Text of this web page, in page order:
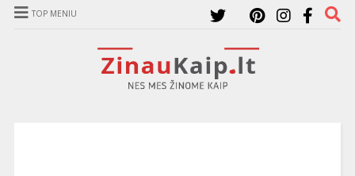
TOP MENIU